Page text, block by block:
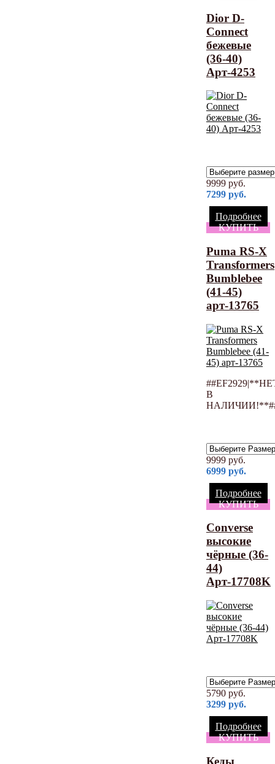
Dior D-
Connect
бежевые
(36-40)
Арт-4253
9999 руб.
7299 руб.
Подробнее
КУПИТЬ
Puma RS-X
Transformers
Bumblebee
(41-45)
арт-13765
В
9999 руб.
6999 руб.
Подробнее
КУПИТЬ
Converse
высокие
чёрные (36-
44)
Арт-17708K
5790 руб.
3299 руб.
Подробнее
КУПИТЬ
Кеды